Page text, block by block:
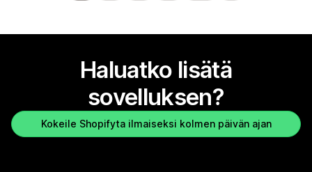
Haluatko lisätä
sovelluksen?
Kokeile Shopifyta ilmaiseksi kolmen päivän ajan